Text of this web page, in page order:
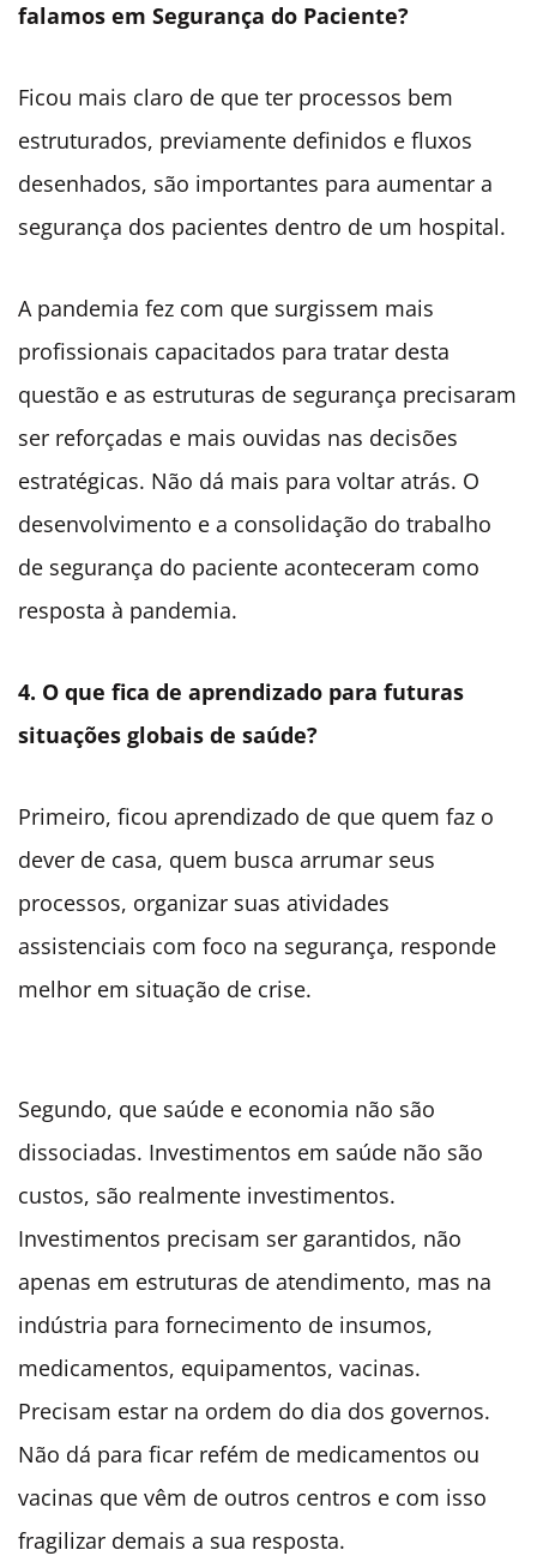
falamos em Segurança do Paciente?
Ficou mais claro de que ter processos bem
estruturados, previamente definidos e fluxos
desenhados, são importantes para aumentar a
segurança dos pacientes dentro de um hospital.
A pandemia fez com que surgissem mais
profissionais capacitados para tratar desta
questão e as estruturas de segurança precisaram
ser reforçadas e mais ouvidas nas decisões
estratégicas. Não dá mais para voltar atrás. O
desenvolvimento e a consolidação do trabalho
de segurança do paciente aconteceram como
resposta à pandemia.
4. O que fica de aprendizado para futuras
situações globais de saúde?
Primeiro, ficou aprendizado de que quem faz o
dever de casa, quem busca arrumar seus
processos, organizar suas atividades
assistenciais com foco na segurança, responde
melhor em situação de crise.
Segundo, que saúde e economia não são
dissociadas. Investimentos em saúde não são
custos, são realmente investimentos.
Investimentos precisam ser garantidos, não
apenas em estruturas de atendimento, mas na
indústria para fornecimento de insumos,
medicamentos, equipamentos, vacinas.
Precisam estar na ordem do dia dos governos.
Não dá para ficar refém de medicamentos ou
vacinas que vêm de outros centros e com isso
fragilizar demais a sua resposta.